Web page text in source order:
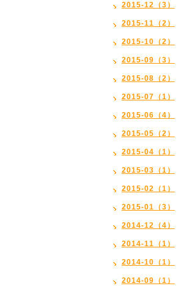
2015-12（3）
2015-11（2）
2015-10（2）
2015-09（3）
2015-08（2）
2015-07（1）
2015-06（4）
2015-05（2）
2015-04（1）
2015-03（1）
2015-02（1）
2015-01（3）
2014-12（4）
2014-11（1）
2014-10（1）
2014-09（1）